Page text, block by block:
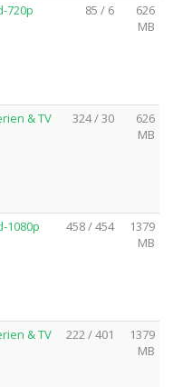
720p 85 / 6
626
MB
& TV 324 / 30
626
MB
1080p 458 / 454
1379
MB
& TV 222 / 401
1379
MB